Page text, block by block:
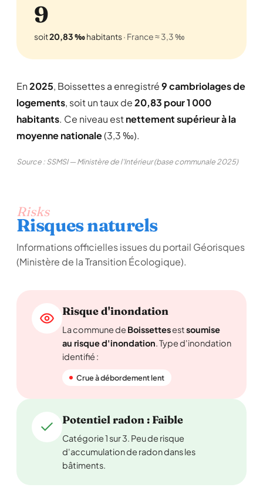
9
soit20,83 ‰habitants· France ≈ 3,3 ‰
En2025, Boissettes a enregistré9 cambriolages de
logements, soit un taux de20,83 pour 1 000
habitants. Ce niveau estnettement supérieur à la
moyenne nationale(3,3 ‰).
Source : SSMSI — Ministère de l'Intérieur (base communale 2025)
Risks
Risques naturels
Informations officielles issues du portail Géorisques
(Ministère de la Transition Écologique).
Risque d'inondation
La commune de Boissettesestsoumise
au risque d'inondation. Type d'inondation
identifié :
Crue à débordement lent
Potentiel radon : Faible
Catégorie 1 sur 3. Peu de risque
d'accumulation de radon dans les
bâtiments.